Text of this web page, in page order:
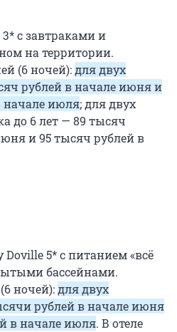
3* с завтраками и
на территории.
(6 ночей):для двух
рублей в начале июня и
начале июля; для двух
до 6 лет — 89 тысяч
и 95 тысяч рублей в
Doville 5* с питанием «всё
бассейнами.
ночей):для двух
рублей в начале июня
в начале июля. В отеле